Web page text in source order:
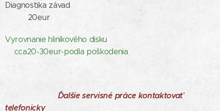
Diagnostika závad
20eur
Vyrovnanie hliníkového disku
cca20-30eur-podla poškodenia
Ďalšie servisné práce kontaktovať
telefonicky